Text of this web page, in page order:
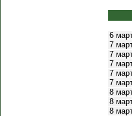
6
7
7
7
7
7
8
8
8